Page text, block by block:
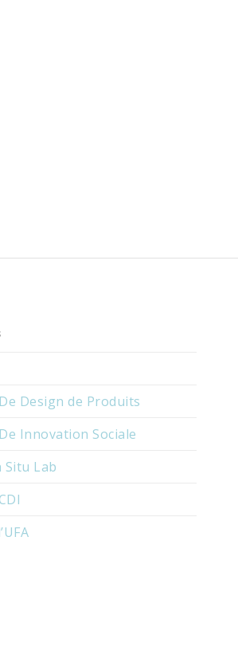
Design de Produits
Innovation Sociale
Situ Lab